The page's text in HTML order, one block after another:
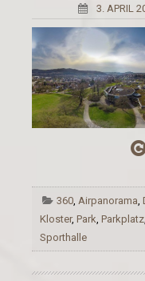
3. APRIL
360 Airpanorama ,
Kloster, Park Parkplatz
Sporthalle